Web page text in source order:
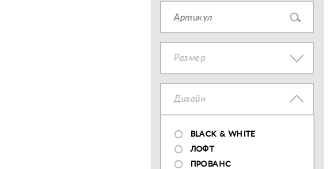
Размер
Дизайн
BLACK & WHITE
ЛОФТ
ПРОВАНС